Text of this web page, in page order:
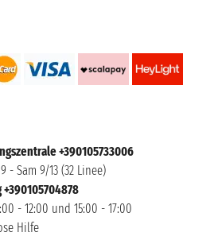
+390105733006
- Sam 9/13 (32 Linee)
- 12:00 und 15:00 - 17:00
Hilfe